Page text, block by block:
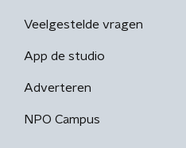
Veelgestelde vragen
App de studio
Adverteren
NPO Campus